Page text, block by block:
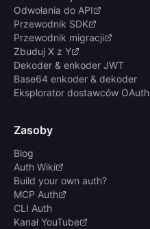
Odwołania do API
Przewodnik SDK
Przewodnik migracji
Zbuduj X z Y
Dekoder & enkoder JWT
Base64 enkoder & dekoder
Eksplorator dostawców OAuth
Zasoby
Blog
Auth Wiki
Build your own auth?
MCP Auth
CLI Auth
Kanał YouTube